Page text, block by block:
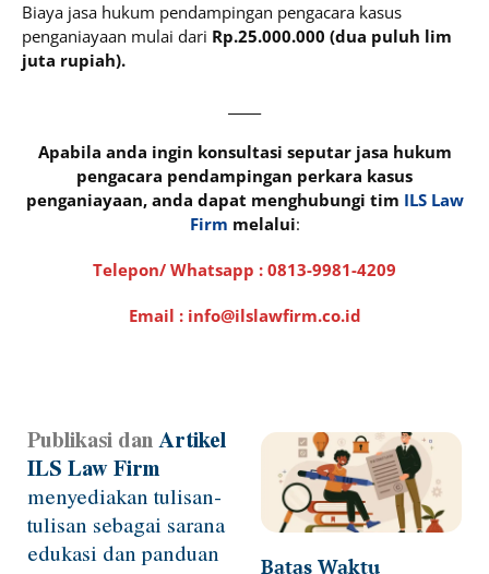
Biaya jasa hukum pendampingan pengacara kasus
penganiayaan mulai dari Rp.25.000.000 (dua puluh lim
juta rupiah).
Apabila anda ingin konsultasi seputar jasa hukum
pengacara pendampingan perkara kasus
penganiayaan, anda dapat menghubungi tim ILS Law
Firm melalui:
Telepon/ Whatsapp : 0813-9981-4209
Email : info@ilslawfirm.co.id
Publikasi danArtikel
ILS Law Firm
menyediakan tulisan-
tulisan sebagai sarana
edukasi dan panduan
Batas Waktu
PagePagePage Page